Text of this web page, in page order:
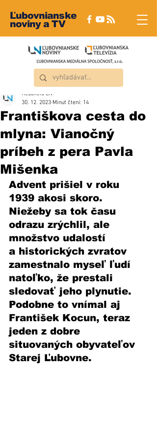
Ľubovnianske
noviny a TV
Františkova cesta do
mlyna: Vianočný
príbeh z pera Pavla
Mišenka
Redakcia ĽN
30. 12. 2023 Minut čtení: 14
Advent prišiel v roku
1939 akosi skoro.
Niežeby sa tok času
odrazu zrýchlil, ale
množstvo udalostí
a historických zvratov
zamestnalo myseľ ľudí
natoľko, že prestali
sledovať jeho plynutie.
Podobne to vnímal aj
František Kocun, teraz
jeden z dobre
situovaných obyvateľov
Starej Ľubovne.